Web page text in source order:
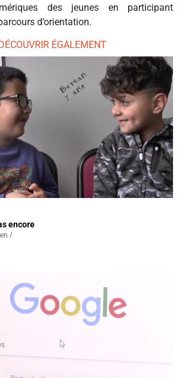
des jeunes en participant
d’orientation.
ÉGALEMENT
encore
/